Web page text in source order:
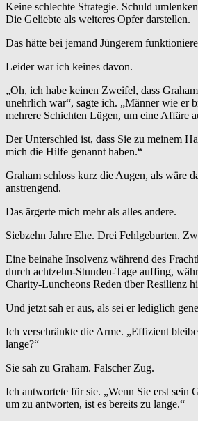
Keine schlechte Strategie. Schuld
Die Geliebte als weiteres Opfer darstellen.
Das hätte bei jemand Jüngerem
Leider war ich keines davon.
„Oh, ich habe keinen Zweifel, dass
unehrlich war“, sagte ich. „Männer wie er
mehrere Schichten Lügen, um eine Affäre
Der Unterschied ist, dass Sie zu meinem
mich die Hilfe genannt haben.“
Graham schloss kurz die Augen, als wäre
anstrengend.
Das ärgerte mich mehr als alles andere.
Siebzehn Jahre Ehe. Drei Fehlgeburten.
Eine beinahe Insolvenz während des
durch achtzehn-Stunden-Tage auffing,
Charity-Luncheons Reden über Resilienz
Und jetzt sah er aus, als sei er lediglich
Ich verschränkte die Arme. „Effizient
lange?“
Sie sah zu Graham. Falscher Zug.
Ich antwortete für sie. „Wenn Sie erst sein
um zu antworten, ist es bereits zu lange.“